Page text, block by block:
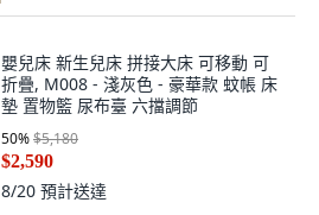
嬰兒床 新生兒床 拼接大床 可移動 可
折疊, M008 - 淺灰色 - 豪華款 蚊帳 床
墊 置物籃 尿布臺 六擋調節
50%$5,180
$2,590
8/20 預計送達